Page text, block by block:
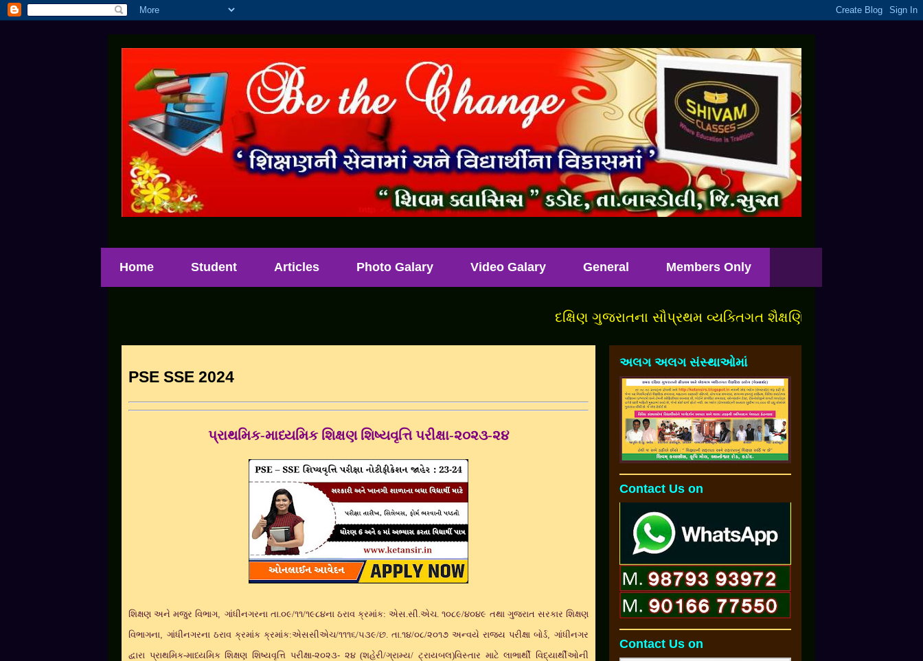
Home Student Articles Photo Galary Video Galary General Members Only
દક્ષિણ ગુજરાતના સૌપ્રથમ વ્યક્તિગત શૈક્ષણિક બ્લોગમાં આપનુંં સ્વાગત
PSE SSE 2024
પ્રાથમિક-માધ્યમિક શિક્ષણ શિષ્યવૃત્તિ પરીક્ષા-૨૦૨૩-૨૪
શિક્ષણ અને મજુર વિભાગ, ગાંધીનગરના તા.૦૯/૧૧/૧૯૮૪ના ઠરાવ ક્રમાંક: એસ.સી.એચ. ૧૦૮૯/૪૦૪૯ તથા ગુજરાત સરકાર શિક્ષણ
વિભાગના, ગાંધીનગરના ઠરાવ ક્રમાંક ક્રમાંક:એસસીએચ/૧૧૧૬/૫૩૯/છ. તા.૧૪/૦૮/૨૦૧૭ અન્વયે રાજ્ય પરીક્ષા બોર્ડ, ગાંધીનગર
દ્વારા પ્રાથમિક-માધ્યમિક શિક્ષણ શિષ્યવૃત્તિ પરીક્ષા-૨૦૨૩- ૨૪ (શહેરી/ગ્રામ્ય/ ટ્રાયબલ)વિસ્તાર માટે લાભાર્થી વિદ્યાર્થીઓની
અલગ અલગ સંસ્થાઓમાં
Contact Us on
Contact Us on